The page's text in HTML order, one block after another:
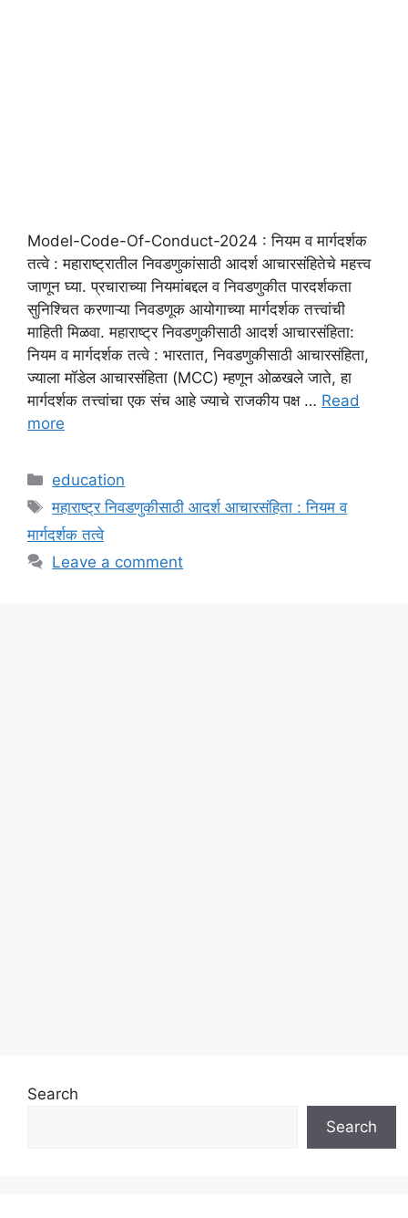
Model-Code-Of-Conduct-2024 : नियम व मार्गदर्शक
तत्वे : महाराष्ट्रातील निवडणुकांसाठी आदर्श आचारसंहितेचे महत्त्व
जाणून घ्या. प्रचाराच्या नियमांबद्दल व निवडणुकीत पारदर्शकता
सुनिश्चित करणाऱ्या निवडणूक आयोगाच्या मार्गदर्शक तत्त्वांची
माहिती मिळवा. महाराष्ट्र निवडणुकीसाठी आदर्श आचारसंहिता:
नियम व मार्गदर्शक तत्वे : भारतात, निवडणुकीसाठी आचारसंहिता,
ज्याला मॉडेल आचारसंहिता (MCC) म्हणून ओळखले जाते, हा
मार्गदर्शक तत्त्वांचा एक संच आहे ज्याचे राजकीय पक्ष … Read
more
Categories
education
Tags
महाराष्ट्र निवडणुकीसाठी आदर्श आचारसंहिता : नियम व
मार्गदर्शक तत्वे
Leave a comment
Search
Search